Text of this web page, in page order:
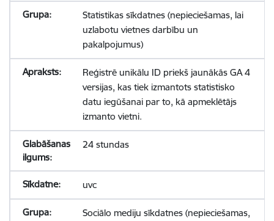
Statistikas sīkdatnes (nepieciešamas, lai
uzlabotu vietnes darbību un
pakalpojumus)
Reģistrē unikālu ID priekš jaunākās GA 4
versijas, kas tiek izmantots statistisko
datu iegūšanai par to, kā apmeklētājs
izmanto vietni.
24 stundas
uvc
Sociālo mediju sīkdatnes (nepieciešamas,